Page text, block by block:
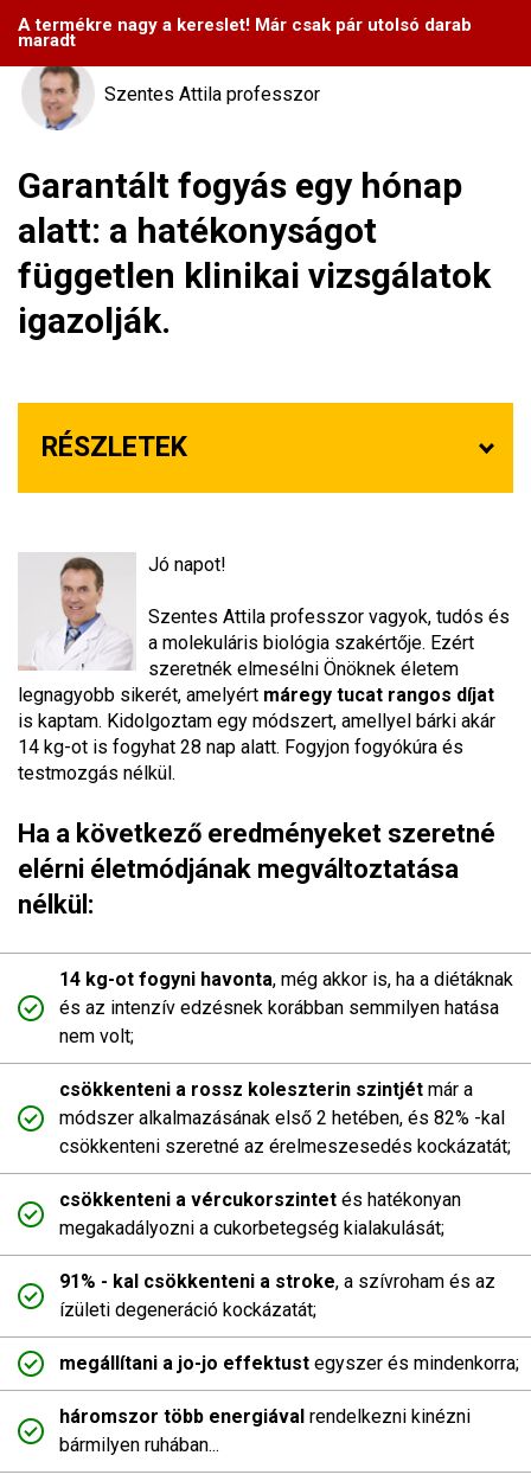
Szentes Attila professzor
Garantált fogyás egy hónap
alatt: a hatékonyságot
független klinikai vizsgálatok
igazolják.
RÉSZLETEK
Jó napot!
Szentes Attila professzor vagyok, tudós és
a molekuláris biológia szakértője. Ezért
szeretnék elmesélni Önöknek életem
legnagyobb sikerét, amelyért máregy tucat rangos díjat
is kaptam. Kidolgoztam egy módszert, amellyel bárki akár
14 kg-ot is fogyhat 28 nap alatt. Fogyjon fogyókúra és
testmozgás nélkül.
Ha a következő eredményeket szeretné
elérni életmódjának megváltoztatása
nélkül:
14 kg-ot fogyni havonta, még akkor is, ha a diétáknak
és az intenzív edzésnek korábban semmilyen hatása
nem volt;
csökkenteni a rossz koleszterin szintjét már a
módszer alkalmazásának első 2 hetében, és 82% -kal
csökkenteni szeretné az érelmeszesedés kockázatát;
csökkenteni a vércukorszintet és hatékonyan
megakadályozni a cukorbetegség kialakulását;
91% - kal csökkenteni a stroke, a szívroham és az
ízületi degeneráció kockázatát;
megállítani a jo-jo effektust egyszer és mindenkorra;
háromszor több energiával rendelkezni kinézni
bármilyen ruhában...
Nagy esély ma23800Ft 11900Ft
A termékre nagy a kereslet! Már csak pár utolsó darab
maradt